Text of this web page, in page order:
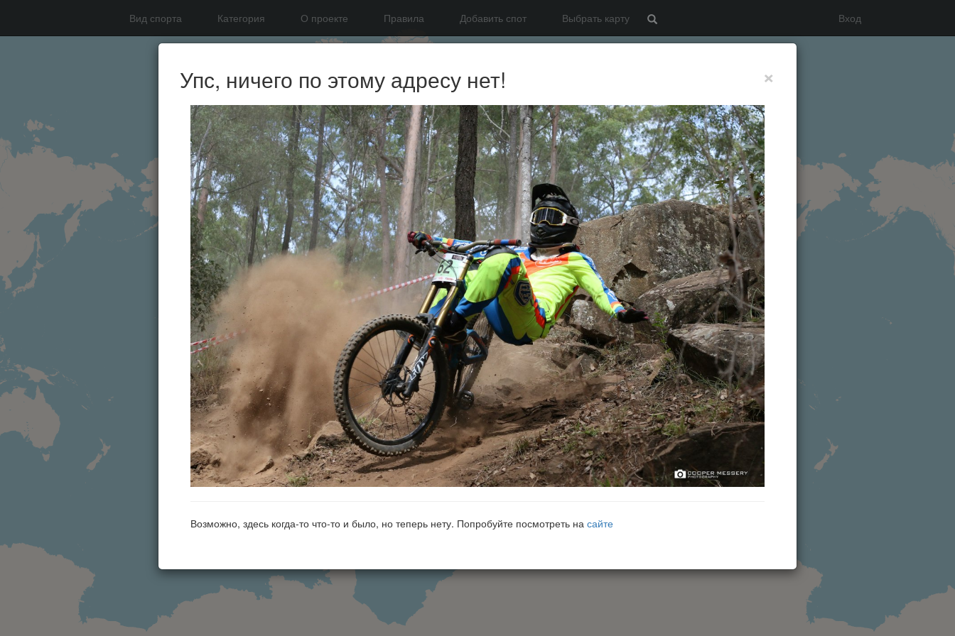
×
Упс, ничего по этому адресу нет!
Возможно, здесь когда-то что-то и было, но теперь нету. Попробуйте посмотреть на сайте
Вход
Вид спорта Категория О проекте Правила Добавить спот Выбрать карту